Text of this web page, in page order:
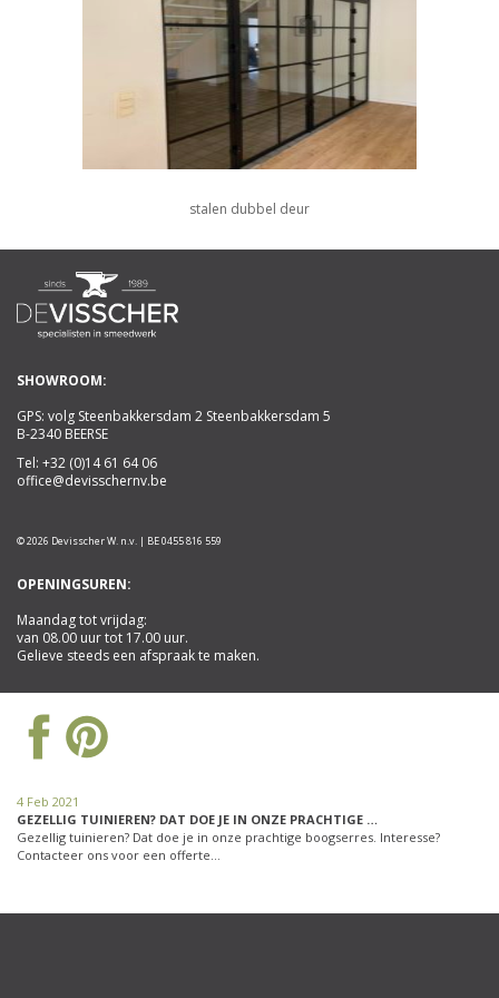
stalen dubbel deur
SHOWROOM:
GPS: volg Steenbakkersdam 2 Steenbakkersdam 5
B-2340 BEERSE
Tel: +32 (0)14 61 64 06
office@devisschernv.be
© 2026 Devisscher W. n.v. | BE 0455 816 559
OPENINGSUREN:
Maandag tot vrijdag:
van 08.00 uur tot 17.00 uur.
Gelieve steeds een afspraak te maken.
4 Feb 2021
GEZELLIG TUINIEREN? DAT DOE JE IN ONZE PRACHTIGE …
Gezellig tuinieren? Dat doe je in onze prachtige boogserres. Interesse?
Contacteer ons voor een offerte…